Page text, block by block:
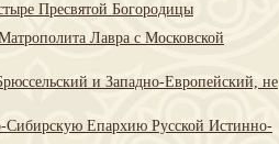
Пресвятой Богородицы
Лавра с Московской
и Западно-Европейский, не
Сибирскую Епархию Русской Истинно-